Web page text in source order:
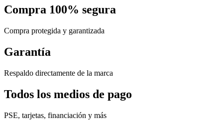
Compra 100% segura
Compra protegida y garantizada
Garantía
Respaldo directamente de la marca
Todos los medios de pago
PSE, tarjetas, financiación y más